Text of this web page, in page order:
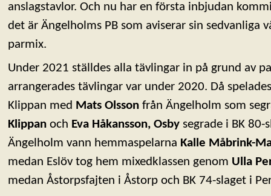
anslagstavlor. Och nu har en första inbjudan
det är Ängelholms PB som aviserar sin sedvanliga
parmix.
Under 2021 ställdes alla tävlingar in på grund av
arrangerades tävlingar var under 2020. Då
Klippan med Mats Olsson från Ängelholm som
Klippan och Eva Håkansson, Osbysegrade i BK 80-
Ängelholm vann hemmaspelarna Kalle Måbrink-
medan Eslöv tog hem mixedklassen genom Ulla
medan Åstorpsfajten i Åstorp och BK 74-slaget i